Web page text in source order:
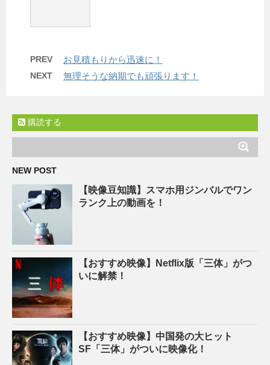
PREV お見積もりから迅速に！
NEXT 無理そうな納期でも頑張ります！
購読する
NEW POST
【映像豆知識】スマホ用ジンバルでワン
ランク上の動画を！
【おすすめ映像】Netflix版「三体」がつ
いに解禁！
【おすすめ映像】中国発の大ヒット
SF「三体」がついに映像化！